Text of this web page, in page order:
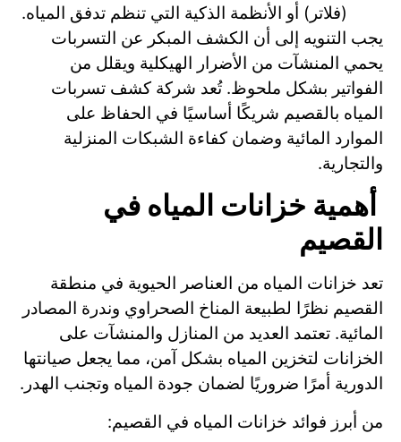
(فلاتر) أو الأنظمة الذكية التي تنظم تدفق المياه.
يجب التنويه إلى أن الكشف المبكر عن التسربات
يحمي المنشآت من الأضرار الهيكلية ويقلل من
الفواتير بشكل ملحوظ. تُعد شركة كشف تسربات
المياه بالقصيم شريكًا أساسيًا في الحفاظ على
الموارد المائية وضمان كفاءة الشبكات المنزلية
والتجارية.
أهمية خزانات المياه في
القصيم
تعد خزانات المياه من العناصر الحيوية في منطقة
القصيم نظرًا لطبيعة المناخ الصحراوي وندرة المصادر
المائية. تعتمد العديد من المنازل والمنشآت على
الخزانات لتخزين المياه بشكل آمن، مما يجعل صيانتها
الدورية أمرًا ضروريًا لضمان جودة المياه وتجنب الهدر.
من أبرز فوائد خزانات المياه في القصيم: